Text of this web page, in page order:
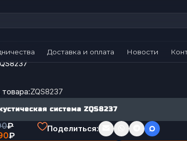
Доставка и оплата Новости
ZQS8237
система ZQS8237
₽
₽
Поделиться: